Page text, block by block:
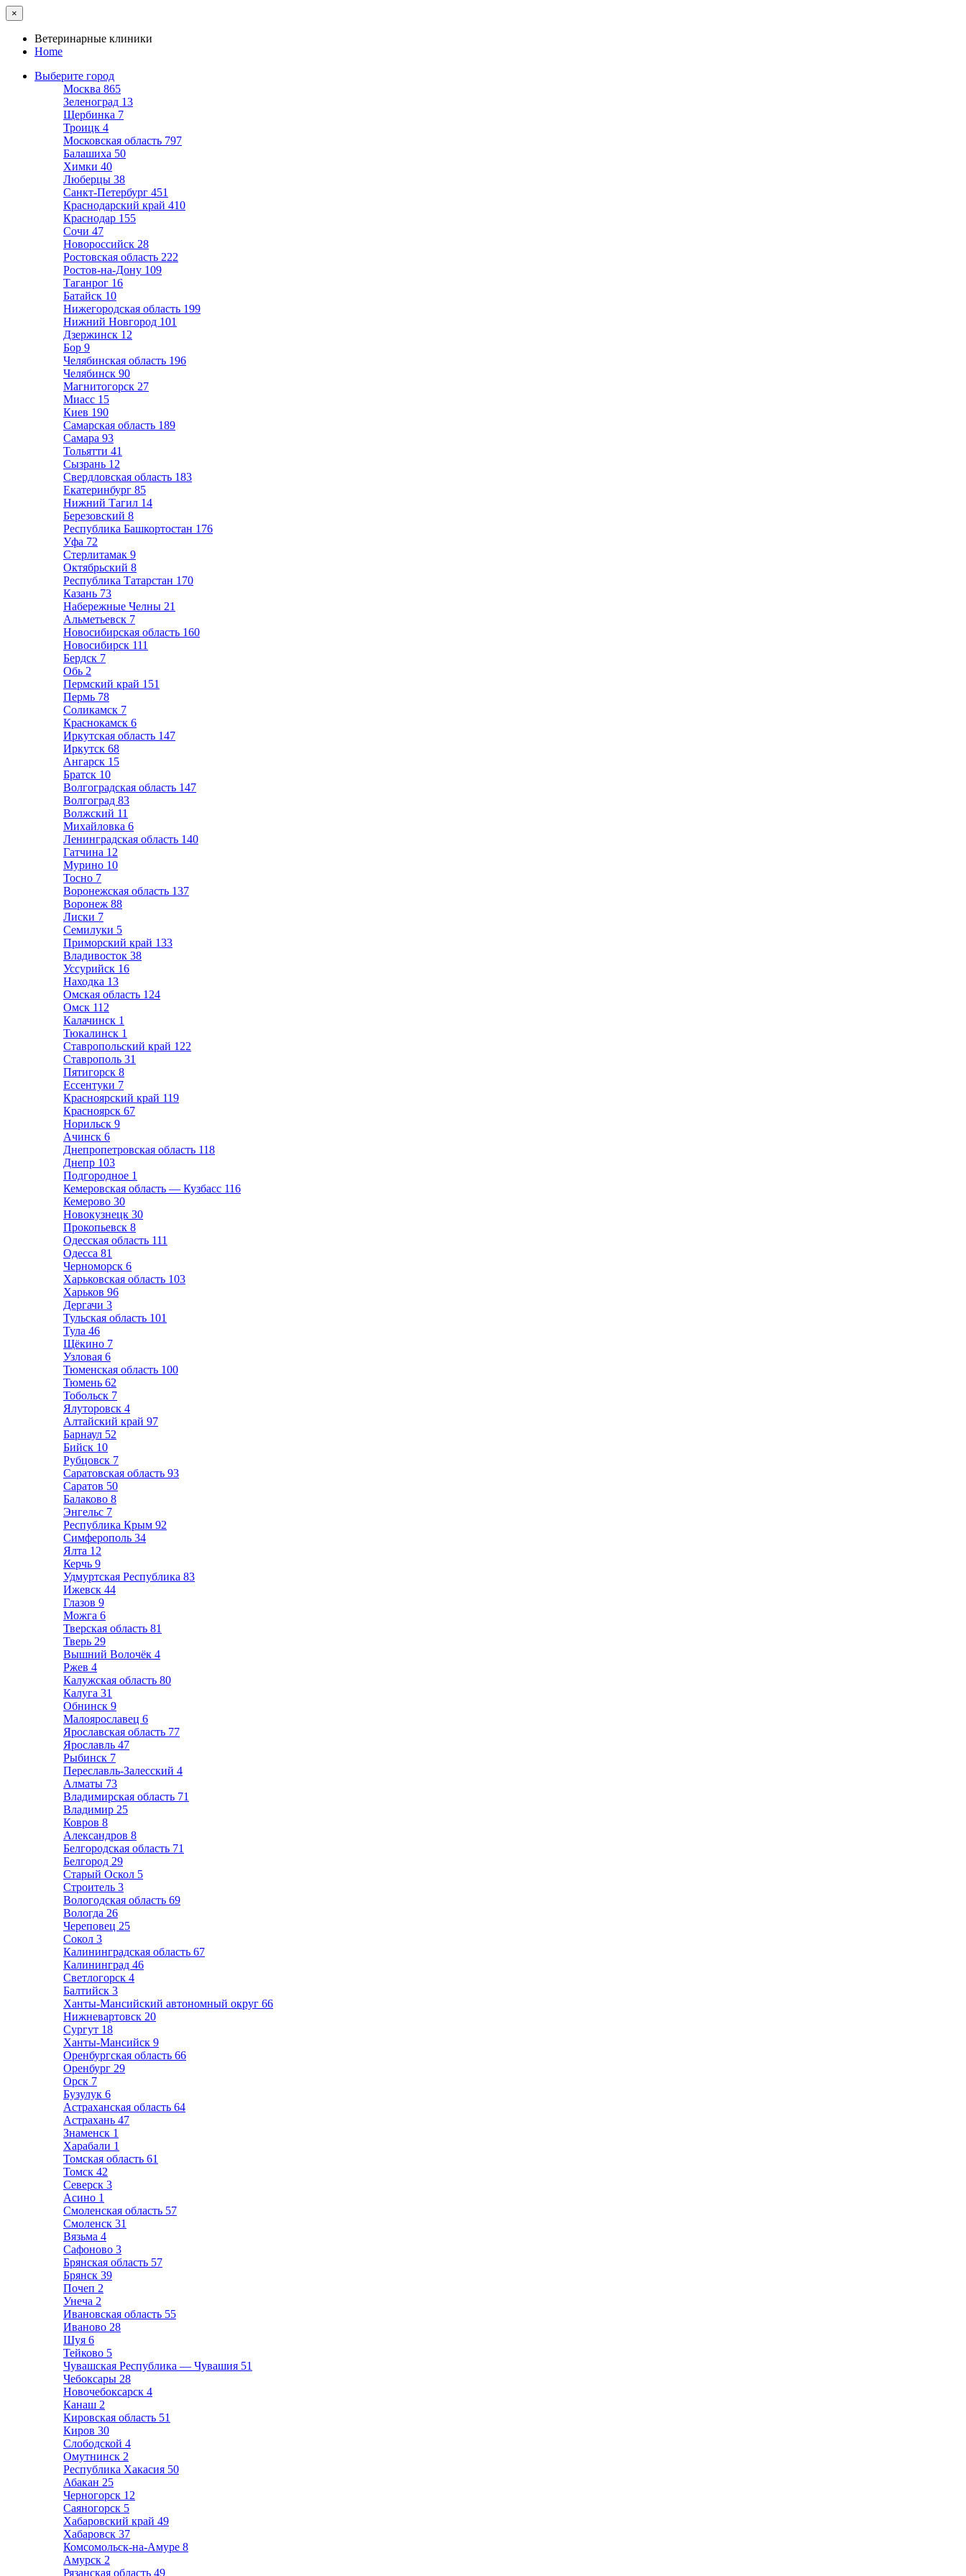
×
Ветеринарные клиники
Home
Выберите город
Москва 865
Зеленоград 13
Щербинка 7
Троицк 4
Московская область 797
Балашиха 50
Химки 40
Люберцы 38
Санкт-Петербург 451
Краснодарский край 410
Краснодар 155
Сочи 47
Новороссийск 28
Ростовская область 222
Ростов-на-Дону 109
Таганрог 16
Батайск 10
Нижегородская область 199
Нижний Новгород 101
Дзержинск 12
Бор 9
Челябинская область 196
Челябинск 90
Магнитогорск 27
Миасс 15
Киев 190
Самарская область 189
Самара 93
Тольятти 41
Сызрань 12
Свердловская область 183
Екатеринбург 85
Нижний Тагил 14
Березовский 8
Республика Башкортостан 176
Уфа 72
Стерлитамак 9
Октябрьский 8
Республика Татарстан 170
Казань 73
Набережные Челны 21
Альметьевск 7
Новосибирская область 160
Новосибирск 111
Бердск 7
Обь 2
Пермский край 151
Пермь 78
Соликамск 7
Краснокамск 6
Иркутская область 147
Иркутск 68
Ангарск 15
Братск 10
Волгоградская область 147
Волгоград 83
Волжский 11
Михайловка 6
Ленинградская область 140
Гатчина 12
Мурино 10
Тосно 7
Воронежская область 137
Воронеж 88
Лиски 7
Семилуки 5
Приморский край 133
Владивосток 38
Уссурийск 16
Находка 13
Омская область 124
Омск 112
Калачинск 1
Тюкалинск 1
Ставропольский край 122
Ставрополь 31
Пятигорск 8
Ессентуки 7
Красноярский край 119
Красноярск 67
Норильск 9
Ачинск 6
Днепропетровская область 118
Днепр 103
Подгородное 1
Кемеровская область — Кузбасс 116
Кемерово 30
Новокузнецк 30
Прокопьевск 8
Одесская область 111
Одесса 81
Черноморск 6
Харьковская область 103
Харьков 96
Дергачи 3
Тульская область 101
Тула 46
Щёкино 7
Узловая 6
Тюменская область 100
Тюмень 62
Тобольск 7
Ялуторовск 4
Алтайский край 97
Барнаул 52
Бийск 10
Рубцовск 7
Саратовская область 93
Саратов 50
Балаково 8
Энгельс 7
Республика Крым 92
Симферополь 34
Ялта 12
Керчь 9
Удмуртская Республика 83
Ижевск 44
Глазов 9
Можга 6
Тверская область 81
Тверь 29
Вышний Волочёк 4
Ржев 4
Калужская область 80
Калуга 31
Обнинск 9
Малоярославец 6
Ярославская область 77
Ярославль 47
Рыбинск 7
Переславль-Залесский 4
Алматы 73
Владимирская область 71
Владимир 25
Ковров 8
Александров 8
Белгородская область 71
Белгород 29
Старый Оскол 5
Строитель 3
Вологодская область 69
Вологда 26
Череповец 25
Сокол 3
Калининградская область 67
Калининград 46
Светлогорск 4
Балтийск 3
Ханты-Мансийский автономный округ 66
Нижневартовск 20
Сургут 18
Ханты-Мансийск 9
Оренбургская область 66
Оренбург 29
Орск 7
Бузулук 6
Астраханская область 64
Астрахань 47
Знаменск 1
Харабали 1
Томская область 61
Томск 42
Северск 3
Асино 1
Смоленская область 57
Смоленск 31
Вязьма 4
Сафоново 3
Брянская область 57
Брянск 39
Почеп 2
Унеча 2
Ивановская область 55
Иваново 28
Шуя 6
Тейково 5
Чувашская Республика — Чувашия 51
Чебоксары 28
Новочебоксарск 4
Канаш 2
Кировская область 51
Киров 30
Слободской 4
Омутнинск 2
Республика Хакасия 50
Абакан 25
Черногорск 12
Саяногорск 5
Хабаровский край 49
Хабаровск 37
Комсомольск-на-Амуре 8
Амурск 2
Рязанская область 49